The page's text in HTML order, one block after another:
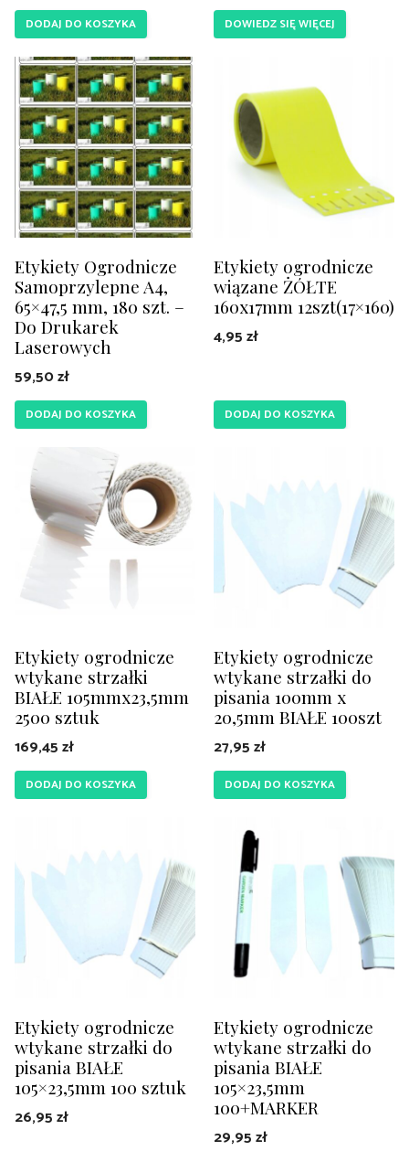
DODAJ DO KOSZYKA DOWIEDZ SIĘ WIĘCEJ
Etykiety Ogrodnicze
Samoprzylepne A4,
65×47,5 mm, 180 szt. –
Do Drukarek
Laserowych
59,50zł
DODAJ DO KOSZYKA
Etykiety ogrodnicze
wiązane ŻÓŁTE
160x17mm 12szt(17×160)
4,95zł
DODAJ DO KOSZYKA
Etykiety ogrodnicze
wtykane strzałki
BIAŁE 105mmx23,5mm
2500 sztuk
169,45zł
DODAJ DO KOSZYKA
Etykiety ogrodnicze
wtykane strzałki do
pisania 100mm x
20,5mm BIAŁE 100szt
27,95zł
DODAJ DO KOSZYKA
Etykiety ogrodnicze
wtykane strzałki do
pisania BIAŁE
105×23,5mm 100 sztuk
26,95zł
Etykiety ogrodnicze
wtykane strzałki do
pisania BIAŁE
105×23,5mm
100+MARKER
29,95zł